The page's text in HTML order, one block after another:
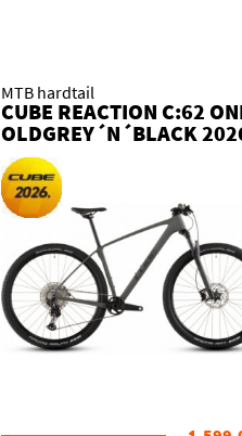
MTB hardtail
CUBE REACTION C:62
OLDGREY´N´BLACK
KOLO